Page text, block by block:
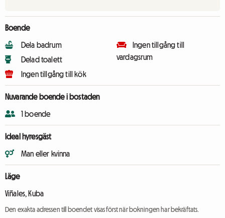
Boende
Dela badrum
Delad toalett
Ingen tillgång till kök
Ingen tillgång till
vardagsrum
Nuvarande boende i bostaden
1 boende
Ideal hyresgäst
Man eller kvinna
Läge
Viñales, Kuba
Den exakta adressen till boendet visas först när bokningen har bekräftats.